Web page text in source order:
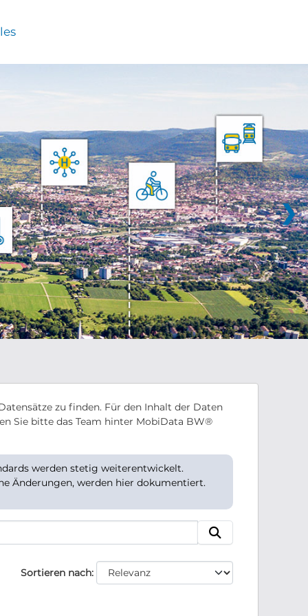
❯
zu finden. Für den Inhalt der Daten
Sie bitte das Team hinter MobiData BW®
werden stetig weiterentwickelt.
Änderungen, werden hier dokumentiert.
Sortieren nach